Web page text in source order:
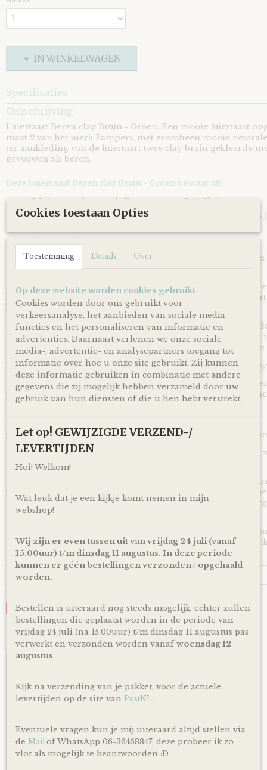
IN WINKELWAGEN
Specificaties
EAN code
8721073404251
Omschrijving
Luiertaart Beren clay Bruin - Groen. Een mooie luiertaart
maat 2 van het merk Pampers, met eromheen mooie
ter aankleding van de luiertaart twee clay bruin gekleurde
gevouwen als beren.
Deze Luiertaart Beren clay Bruin - Groen bestaat uit:
40 luiers van het merk
Pampers
maat 2 (4-8kg)
Twee clay bruin gekleurde monddoekjes | spuugdoekjes
We Owl love Gifts!
Luiers en monddoekjes zijn altijd van harte welkom met
net kersverse papa en mama geworden bent!
Met deze Luiertaart Beren clay Bruin - Groen heb je een
kraamcadeau voor een zwangerschap, babyshower of
krijgen en leuk om te geven!
Door de mooie combinatie van clay bruin gekleurde
gekleurde linten is deze Luiertaart Beren clay Bruin - Groen
geven bij de komst of geboorte van zowel een jongen als van
Een ideaal cadeau dus voor wanneer het geslacht van de
De luiertaart wordt op een kartonnen onderplaat geplaatst
verpakt door middel van doorzichtig folie en lint, zodat je
Je kunt je bestelling dagelijks,op afspraak, komen ophalen
Of je laat je bestelling
binnen Nederland verzenden*
inclusief track en trace code!
Uiteraard is rechtstreeks verzending naar de kersverse
voor de persoonlijke touch kan je een eigen wens of
achterlaten in het opmerkingen veld bij het bestellen en
toegevoegd wordt aan je cadeau!
*Producten, op voorraad, worden binnen 1-4 werkdagen
levering is afhankelijk van de dienstregeling van PostNL.
en dagen altijd op de site van PostNL..
Reacties
Save
Ook interessant
Cookies toestaan Opties
Toestemming Details Over
Op deze website worden cookies gebruikt
Cookies worden door ons gebruikt voor
verkeersanalyse, het aanbieden van sociale media-
functies en het personaliseren van informatie en
advertenties. Daarnaast verlenen we onze sociale
media-, advertentie- en analysepartners toegang tot
informatie over hoe u onze site gebruikt. Zij kunnen
deze informatie gebruiken in combinatie met andere
gegevens die zij mogelijk hebben verzameld door uw
gebruik van hun diensten of die u hen hebt verstrekt.
Let op! GEWIJZIGDE VERZEND-/
LEVERTIJDEN
Hoi! Welkom!
Wat leuk dat je een kijkje komt nemen in mijn
webshop!
Wij zijn er even tussen uit van vrijdag 24 juli (vanaf
15.00uur) t/m dinsdag 11 augustus. In deze periode
kunnen er géén bestellingen verzonden / opgehaald
worden.
Bestellen is uiteraard nog steeds mogelijk, echter zullen
bestellingen die geplaatst worden in de periode van
vrijdag 24 juli (na 15.00uur) t/m dinsdag 11 augustus pas
verwerkt en verzonden worden vanafwoensdag 12
augustus.
Kijk na verzending van je pakket, voor de actuele
levertijden op de site van PostNL.
Eventuele vragen kun je mij uiteraard altijd stellen via
de Mail of WhatsApp 06-36468847, deze probeer ik zo
vlot als mogelijk te beantwoorden :D